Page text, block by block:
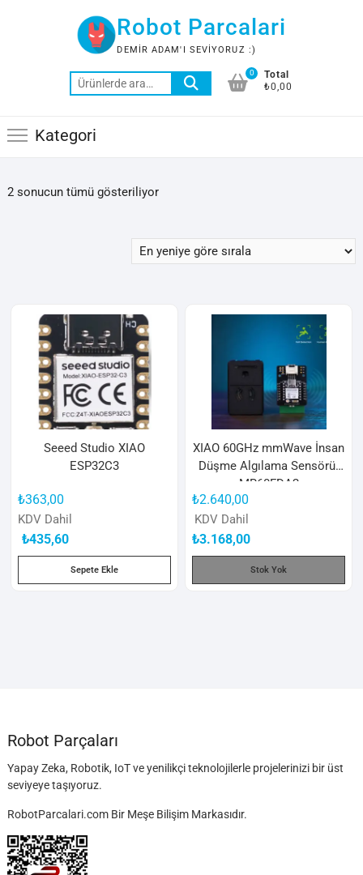
Robot Parcalari
DEMIR ADAM'I SEVIYORUZ :)
Ara:
0
Total
₺0,00
Kategori
2 sonucun tümü gösteriliyorEn
sıralandı
Seeed Studio XIAO
ESP32C3
₺363,00
KDV Dahil
₺435,60
Sepete Ekle
XIAO 60GHz mmWave İnsan
Düşme Algılama Sensörü-
MR60FDA2
₺2.640,00
KDV Dahil
₺3.168,00
Stok Yok
Robot Parçaları
Yapay Zeka, Robotik, IoT ve yenilikçi teknolojilerle projelerinizi bir üst
seviyeye taşıyoruz.
RobotParcalari.com Bir Meşe Bilişim Markasıdır.